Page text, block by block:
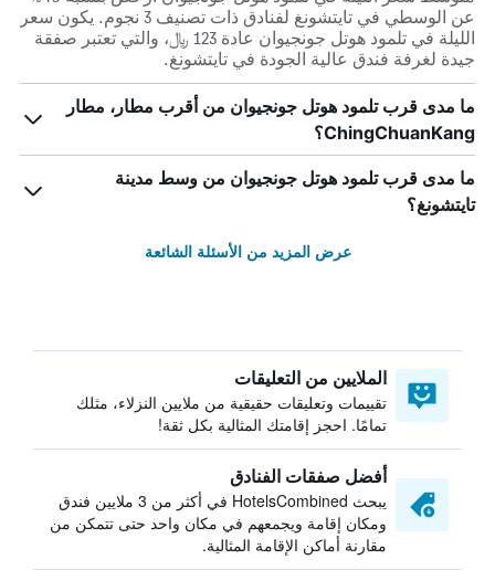
عن الوسطي في تايتشونغ لفنادق ذات تصنيف 3 نجوم. يكون سعر
الليلة في تلمود هوتل جونجيوان عادة 123 ﷼، والتي تعتبر صفقة
جيدة لغرفة فندق عالية الجودة في تايتشونغ.
ما مدى قرب تلمود هوتل جونجيوان من أقرب مطار، مطار
ChingChuanKang؟
ما مدى قرب تلمود هوتل جونجيوان من وسط مدينة
تايتشونغ؟
عرض المزيد من الأسئلة الشائعة
الملايين من التعليقات
تقييمات وتعليقات حقيقية من ملايين النزلاء، مثلك
تمامًا. احجز إقامتك المثالية بكل ثقة!
أفضل صفقات الفنادق
يبحث HotelsCombined في أكثر من 3 ملايين فندق
ومكان إقامة ويجمعهم في مكان واحد حتى تتمكن من
مقارنة أماكن الإقامة المثالية.